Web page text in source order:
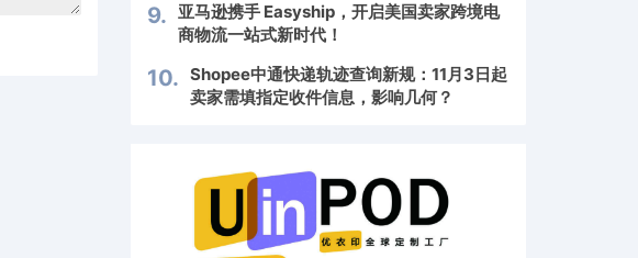
9. 亚马逊携手 Easyship，开启美国卖家跨境电
商物流一站式新时代！
10. Shopee中通快递轨迹查询新规：11月3日起
卖家需填指定收件信息，影响几何？